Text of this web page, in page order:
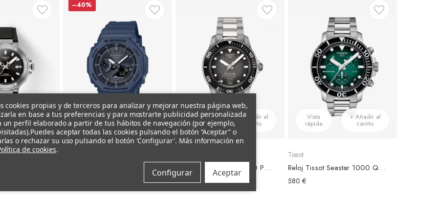
+ Añadir al
carrito
–40%
Vista
rápida
+ Añadir al
carrito
Reloj Casio G-Shock Estándar GA-B2100-2AER Esfera Negra
Vista
rápida
+ Añadir al
carrito
Reloj Tissot Seastar 1000 Powermatic 80 Esfera Negra 40mm
755 €
Vista
rápida
+ Añadir al
carrito
Tissot
Reloj Tissot Seastar 1000 Quartz Chronograph Esfera Verde
580 €
cookies propias y de terceros para analizar y mejorar nuestra página web,
en base a tus preferencias y para mostrarte publicidad personalizada
un perfil elaborado a partir de tus hábitos de navegación (por ejemplo,
Puedes aceptar todas las cookies pulsando el botón “Aceptar” o
o rechazar su uso pulsando el botón 'Configurar'. Más información en
de cookies.
Configurar Aceptar